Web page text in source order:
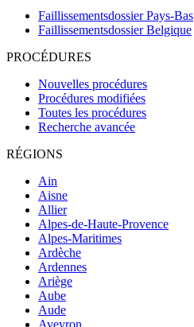
Faillissementsdossier Pays-Bas
Faillissementsdossier Belgique
PROCÉDURES
Nouvelles procédures
Procédures modifiées
Toutes les procédures
Recherche avancée
RÉGIONS
Ain
Aisne
Allier
Alpes-de-Haute-Provence
Alpes-Maritimes
Ardèche
Ardennes
Ariège
Aube
Aude
Aveyron